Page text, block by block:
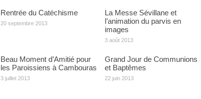
Rentrée du Catéchisme
20 septembre 2013
La Messe Sévillane et
l’animation du parvis en
images
3 août 2013
Beau Moment d’Amitié pour
les Paroissiens à Cambouras
3 juillet 2013
Grand Jour de Communions
et Baptêmes
22 juin 2013